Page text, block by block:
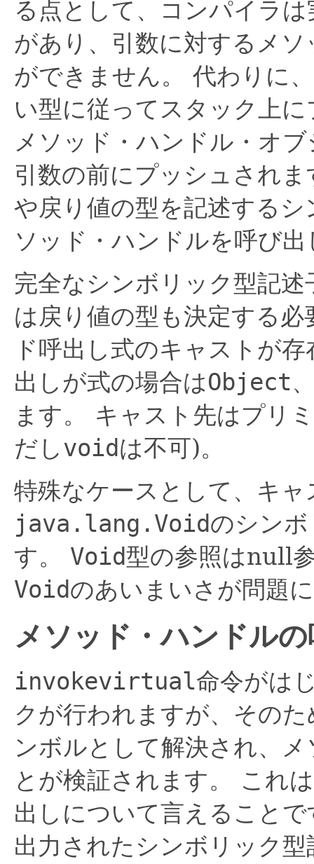
る点として、コンパイラ
があり、引数に対するメ
ができません。
代わりに
い型に従ってスタック上
メソッド・ハンドル・オ
引数の前にプッシュされま
や戻り値の型を記述する
ソッド・ハンドルを呼び
完全なシンボリック型記
は戻り値の型も決定する
ド呼出し式のキャストが
出しが式の場合はObject
ます。
キャスト先はプリ
だしvoidは不可)。
特殊なケースとして、キ
java.lang.Voidのシン
す。
Void型の参照はnull
Voidのあいまいさが問題
メソッド・ハンドル
invokevirtual命令がは
クが行われますが、その
ンボルとして解決され、
とが検証されます。
これ
出しについて言えることで
出力されたシンボリック